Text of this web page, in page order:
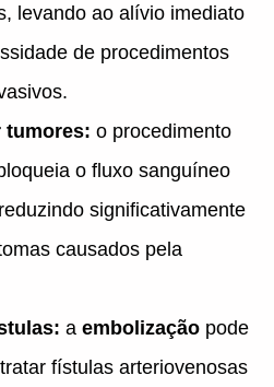
levando ao alívio imediato
de procedimentos
tumores: o procedimento
o fluxo sanguíneo
significativamente
causados pela
a embolização pode
fístulas arteriovenosas